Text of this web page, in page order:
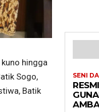
hingga
Sogo,
Batik
SENI